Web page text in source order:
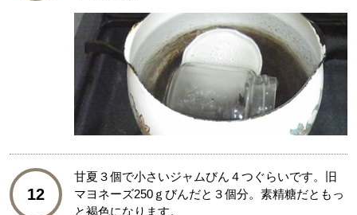
12
甘夏３個で小さいジャムびん４つぐらいです。旧
マヨネーズ250ｇびんだと３個分。素精糖だともっ
と褐色になります。